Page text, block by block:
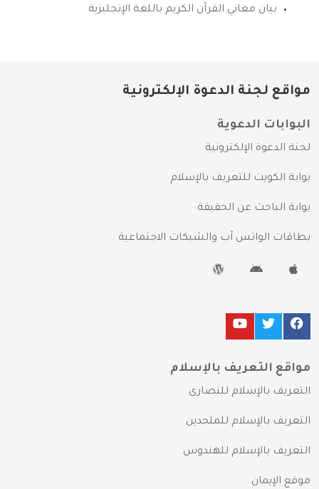
بيان معاني القرآن الكريم باللغة الإنجليزية
مواقع لجنة الدعوة الإلكترونية
البوابات الدعوية
لجنة الدعوة الإلكترونية
بوابة الكويت للتعريف بالإسلام
بوابة الباحث عن الحقيقة
بطاقات الواتس آب والشبكات الاجتماعية
مواقع التعريف بالإسلام
التعريف بالإسلام للنصارى
التعريف بالإسلام للملحدين
التعريف بالإسلام للهندوس
موقع الإيمان